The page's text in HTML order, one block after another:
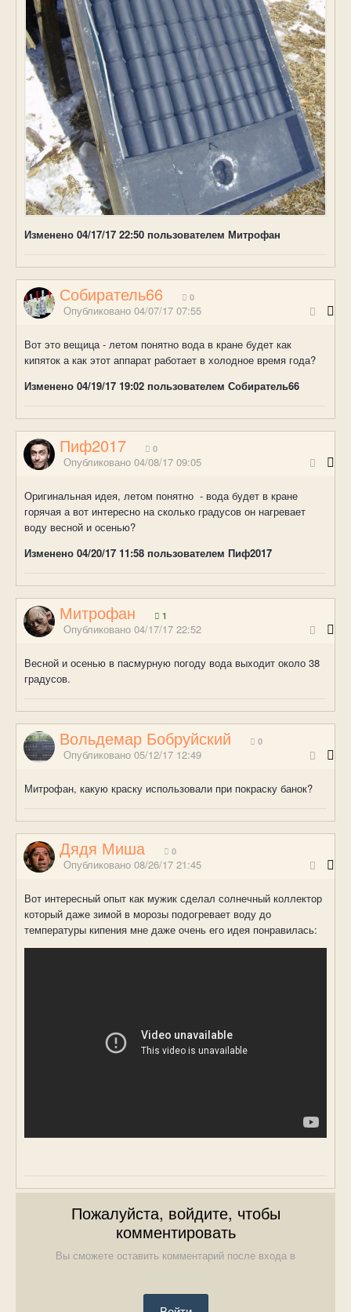
Изменено 04/17/17 22:50 пользователем Митрофан
Собиратель66 0
Опубликовано 04/07/17 07:55
Вот это вещица - летом понятно вода в кране будет как
кипяток а как этот аппарат работает в холодное время года?
Изменено 04/19/17 19:02 пользователем Собиратель66
Пиф2017 0
Опубликовано 04/08/17 09:05
Оригинальная идея, летом понятно - вода будет в кране
горячая а вот интересно на сколько градусов он нагревает
воду весной и осенью?
Изменено 04/20/17 11:58 пользователем Пиф2017
Митрофан 1
Опубликовано 04/17/17 22:52
Весной и осенью в пасмурную погоду вода выходит около 38
градусов.
Вольдемар Бобруйский 0
Опубликовано 05/12/17 12:49
Митрофан, какую краску использовали при покраску банок?
Дядя Миша 0
Опубликовано 08/26/17 21:45
Вот интересный опыт как мужик сделал солнечный коллектор
который даже зимой в морозы подогревает воду до
температуры кипения мне даже очень его идея понравилась:
Пожалуйста, войдите, чтобы
комментировать
Вы сможете оставить комментарий после входа в